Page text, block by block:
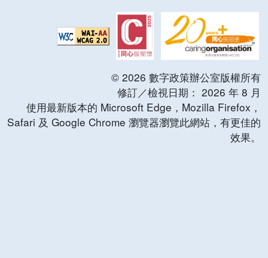
© 2026 數字政策辦公室版權所有
修訂／檢視日期： 2026 年 8 月
使用最新版本的 Microsoft Edge，Mozilla Firefox，
Safari 及 Google Chrome 瀏覽器瀏覽此網站，有更佳的
效果。